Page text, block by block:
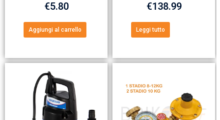
€5.80
Aggiungi al carrello
€138.99
Leggi tutto